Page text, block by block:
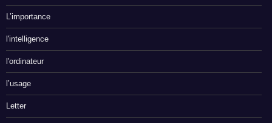
L’importance
l'intelligence
l'ordinateur
l’usage
Letter